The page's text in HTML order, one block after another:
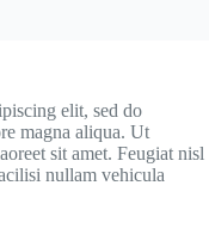
elit, sed do
magna aliqua. Ut
sit amet. Feugiat nisl
nullam vehicula